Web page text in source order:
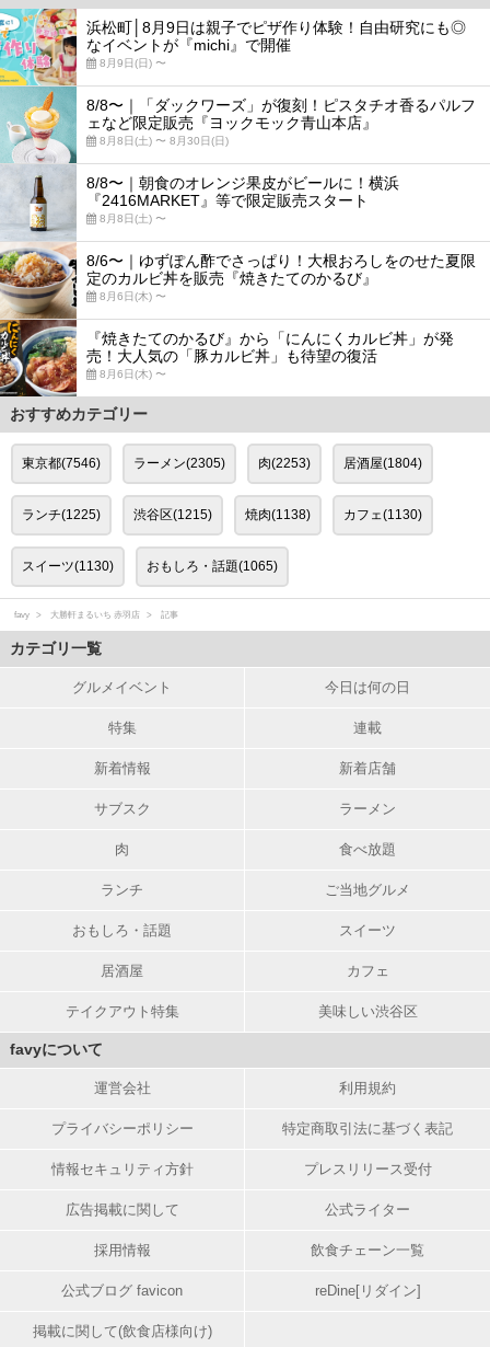
浜松町│8月9日は親子でピザ作り体験！自由研究にも◎
なイベントが『michi』で開催
8月9日(日) 〜
8/8〜｜「ダックワーズ」が復刻！ピスタチオ香るパルフ
ェなど限定販売『ヨックモック青山本店』
8月8日(土) 〜 8月30日(日)
8/8〜｜朝食のオレンジ果皮がビールに！横浜
『2416MARKET』等で限定販売スタート
8月8日(土) 〜
8/6〜｜ゆずぽん酢でさっぱり！大根おろしをのせた夏限
定のカルビ丼を販売『焼きたてのかるび』
8月6日(木) 〜
『焼きたてのかるび』から「にんにくカルビ丼」が発
売！大人気の「豚カルビ丼」も待望の復活
8月6日(木) 〜
おすすめカテゴリー
東京都(7546) ラーメン(2305) 肉(2253) 居酒屋(1804)
ランチ(1225) 渋谷区(1215) 焼肉(1138) カフェ(1130)
スイーツ(1130) おもしろ・話題(1065)
favy 大勝軒まるいち 赤羽店 記事
カテゴリ一覧
グルメイベント 今日は何の日
特集 連載
新着情報 新着店舗
サブスク ラーメン
肉 食べ放題
ランチ ご当地グルメ
おもしろ・話題 スイーツ
居酒屋 カフェ
テイクアウト特集 美味しい渋谷区
favyについて
運営会社 利用規約
プライバシーポリシー 特定商取引法に基づく表記
情報セキュリティ方針 プレスリリース受付
広告掲載に関して 公式ライター
採用情報 飲食チェーン一覧
公式ブログ favicon reDine[リダイン]
掲載に関して(飲食店様向け)